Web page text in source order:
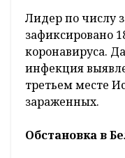
Лидер по числу
зафиксировано
коронавируса.
инфекция
третьем месте
зараженных.
Обстановка в